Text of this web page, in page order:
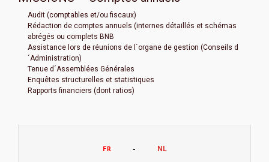
Audit (comptables et/ou fiscaux)
Rédaction de comptes annuels (internes détaillés et schémas
abrégés ou complets BNB
Assistance lors de réunions de l´organe de gestion (Conseils d
´Administration)
Tenue d´Assemblées Générales
Enquêtes structurelles et statistiques
Rapports financiers (dont ratios)
FR - NL